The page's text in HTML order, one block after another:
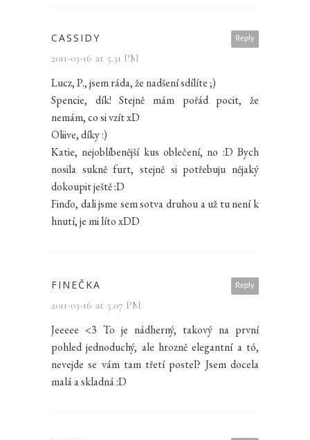
Reply
CASSIDY
2011-03-16 at 5.31 PM
Lucz, P., jsem ráda, že nadšení sdílíte ;)
Spencie, dík! Stejně mám pořád pocit, že
nemám, co si vzít xD
Oliive, díky :)
Katie, nejoblíbenější kus oblečení, no :D Bych
nosila sukně furt, stejně si potřebuju nějaký
dokoupit ještě :D
Finďo, dali jsme sem sotva druhou a už tu není k
hnutí, je mi líto xDD
Reply
FINEČKA
2011-03-16 at 5.07 PM
Jeeeee <3 To je nádherný, takový na první
pohled jednoduchý, ale hrozně elegantní a tó,
nevejde se vám tam třetí postel? Jsem docela
malá a skladná :D